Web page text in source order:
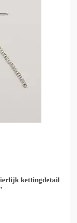
kettingdetail